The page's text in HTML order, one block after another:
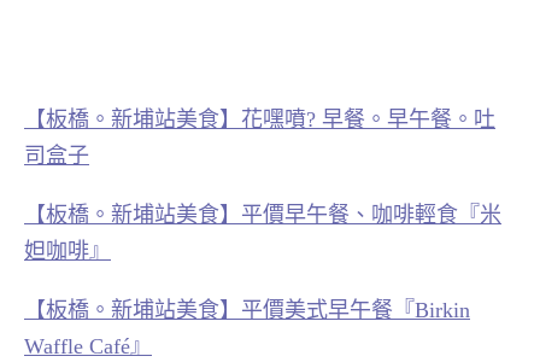
【板橋。新埔站美食】花嘿噴? 早餐。早午餐。吐
司盒子
【板橋。新埔站美食】平價早午餐、咖啡輕食『米
妲咖啡』
【板橋。新埔站美食】平價美式早午餐『Birkin
Waffle Café』